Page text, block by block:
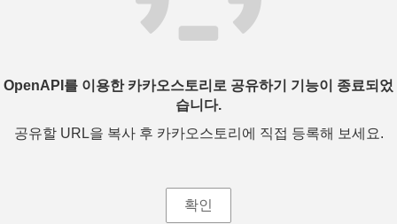
OpenAPI를 이용한 카카오스토리로 공유하기 기능이 종료되었
습니다.
공유할 URL을 복사 후 카카오스토리에 직접 등록해 보세요.
확인